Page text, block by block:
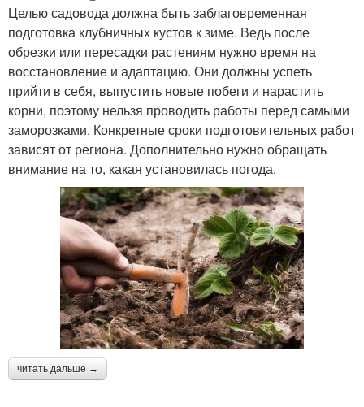
Целью садовода должна быть заблаговременная
подготовка клубничных кустов к зиме. Ведь после
обрезки или пересадки растениям нужно время на
восстановление и адаптацию. Они должны успеть
прийти в себя, выпустить новые побеги и нарастить
корни, поэтому нельзя проводить работы перед самыми
заморозками. Конкретные сроки подготовительных работ
зависят от региона. Дополнительно нужно обращать
внимание на то, какая установилась погода.
читать дальше →